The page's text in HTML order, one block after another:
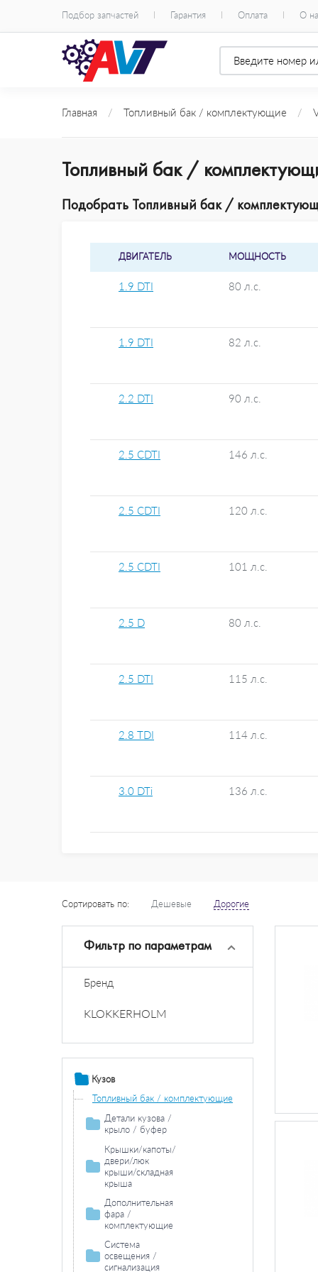
Подбор запчастей Гарантия Оплата О
Главная / Топливный бак / комплектующие /
Топливный бак /
Подобрать Топливный бак /
ДВИГАТЕЛЬ МОЩНОСТЬ
1.9 DTI 80 л.с.
1.9 DTI 82 л.с.
2.2 DTI 90 л.с.
2.5 CDTI 146 л.с.
2.5 CDTI 120 л.с.
2.5 CDTI 101 л.с.
2.5 D 80 л.с.
2.5 DTI 115 л.с.
2.8 TDI 114 л.с.
3.0 DTi 136 л.с.
Сортировать по: Дешевые Дорогие
Фильтр по параметрам
Бренд
KLOKKERHOLM
Кузов
Топливный бак / комплектующие
Детали кузова /
крыло / буфер
Продольная / поперечная балка
Колесная ниша
Накладки порога / двери
Боковина
Крышки/капоты/
двери/люк
крыши/складная
крыша
Двери / комплектующие
Дополнительная
фара /
комплектующие
Противотуманная
фара /
комплектующие
Система
освещения /
сигнализация